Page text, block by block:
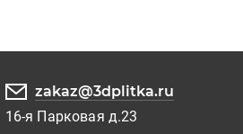
zakaz@3dplitka.ru
16-я Парковая д.23